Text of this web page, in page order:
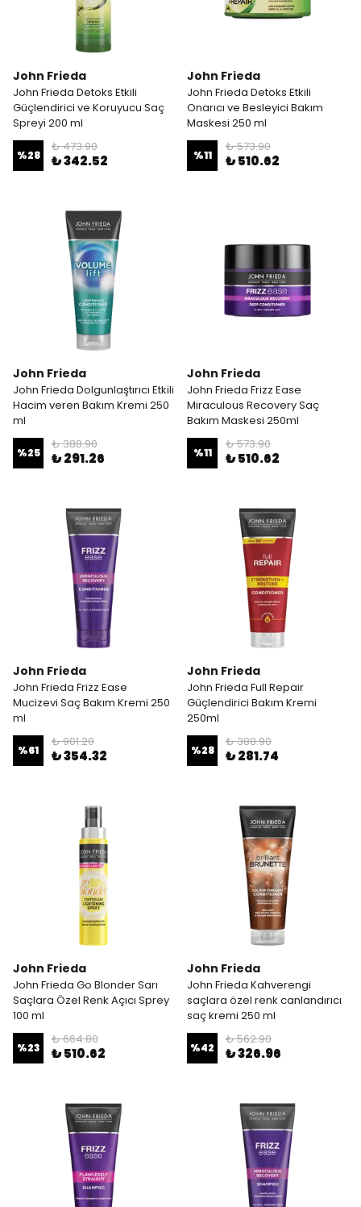
John Frieda
John Frieda Detoks Etkili
Güçlendirici ve Koruyucu Saç
Spreyi 200 ml
%28
₺ 473.90
₺ 342.52
John Frieda
John Frieda Detoks Etkili
Onarıcı ve Besleyici Bakım
Maskesi 250 ml
%11
₺ 573.90
₺ 510.62
John Frieda
John Frieda Dolgunlaştırıcı Etkili
Hacim veren Bakım Kremi 250
ml
%25
₺ 388.90
₺ 291.26
John Frieda
John Frieda Frizz Ease
Miraculous Recovery Saç
Bakım Maskesi 250ml
%11
₺ 573.90
₺ 510.62
John Frieda
John Frieda Frizz Ease
Mucizevi Saç Bakım Kremi 250
ml
%61
₺ 901.20
₺ 354.32
John Frieda
John Frieda Full Repair
Güçlendirici Bakım Kremi
250ml
%28
₺ 388.90
₺ 281.74
John Frieda
John Frieda Go Blonder Sarı
Saçlara Özel Renk Açıcı Sprey
100 ml
%23
₺ 664.80
₺ 510.62
John Frieda
John Frieda Kahverengi
saçlara özel renk canlandırıcı
saç kremi 250 ml
%42
₺ 562.90
₺ 326.96